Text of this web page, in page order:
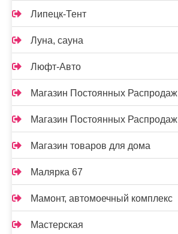
Липецк-Тент
Луна, сауна
Люфт-Авто
Магазин Постоянных Распродаж
Магазин Постоянных Распродаж
Магазин товаров для дома
Малярка 67
Мамонт, автомоечный комплекс
Мастерская